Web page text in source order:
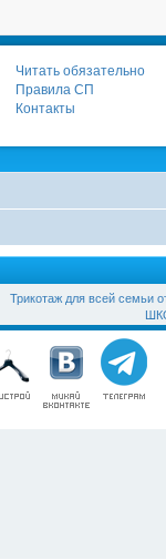
Читать обязательно
Правила СП
Контакты
Трикотаж для всей